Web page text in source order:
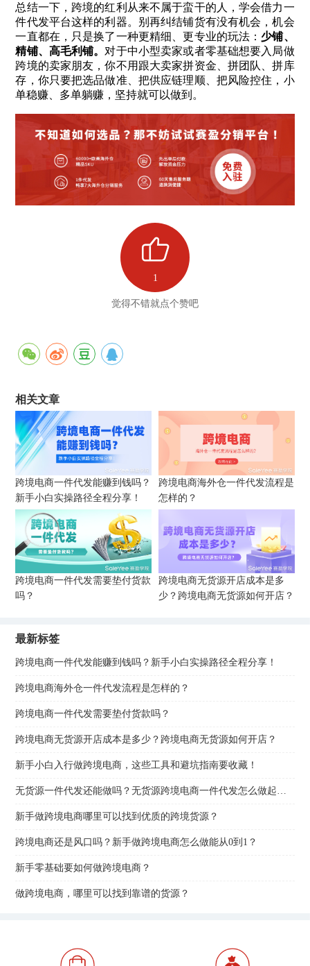
总结一下，跨境的红利从来不属于蛮干的人，学会借力一
件代发平台这样的利器。别再纠结铺货有没有机会，机会
一直都在，只是换了一种更精细、更专业的玩法：少铺、
精铺、高毛利铺。对于中小型卖家或者零基础想要入局做
跨境的卖家朋友，你不用跟大卖家拼资金、拼团队、拼库
存，你只要把选品做准、把供应链理顺、把风险控住，小
单稳赚、多单躺赚，坚持就可以做到。
1
觉得不错就点个赞吧
相关文章
跨境电商一件代发能赚到钱吗？
新手小白实操路径全程分享！
跨境电商海外仓一件代发流程是
怎样的？
跨境电商一件代发需要垫付货款
吗？
跨境电商无货源开店成本是多
少？跨境电商无货源如何开店？
最新标签
跨境电商一件代发能赚到钱吗？新手小白实操路径全程分享！
跨境电商海外仓一件代发流程是怎样的？
跨境电商一件代发需要垫付货款吗？
跨境电商无货源开店成本是多少？跨境电商无货源如何开店？
新手小白入行做跨境电商，这些工具和避坑指南要收藏！
新手做跨境电商哪里可以找到优质的跨境货源？
跨境电商还是风口吗？新手做跨境电商怎么做能从0到1？
新手零基础要如何做跨境电商？
做跨境电商，哪里可以找到靠谱的货源？